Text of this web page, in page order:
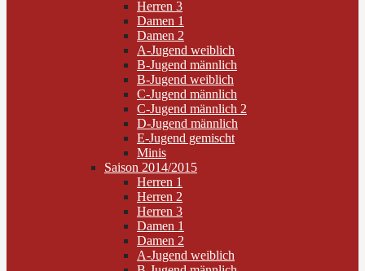
Herren 3
Damen 1
Damen 2
A-Jugend weiblich
B-Jugend männlich
B-Jugend weiblich
C-Jugend männlich
C-Jugend männlich 2
D-Jugend männlich
E-Jugend gemischt
Minis
Saison 2014/2015
Herren 1
Herren 2
Herren 3
Damen 1
Damen 2
A-Jugend weiblich